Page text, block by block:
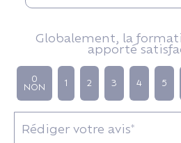
Globalement, la
apporté
0
NON
1 2 3 4 5
Rédiger votre avis*